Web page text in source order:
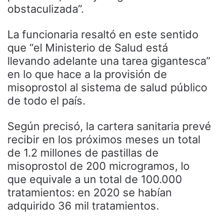
obstaculizada”.
La funcionaria resaltó en este sentido
que “el Ministerio de Salud está
llevando adelante una tarea gigantesca”
en lo que hace a la provisión de
misoprostol al sistema de salud público
de todo el país.
Según precisó, la cartera sanitaria prevé
recibir en los próximos meses un total
de 1.2 millones de pastillas de
misoprostol de 200 microgramos, lo
que equivale a un total de 100.000
tratamientos: en 2020 se habían
adquirido 36 mil tratamientos.